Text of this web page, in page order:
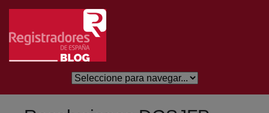
Skip to Main Content